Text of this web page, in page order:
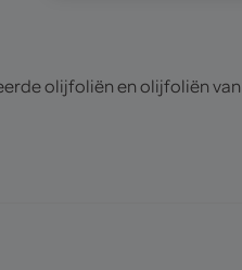
olijfoliën en olijfoliën